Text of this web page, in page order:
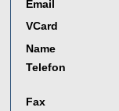
Email
VCard
Name
Telefon
Fax